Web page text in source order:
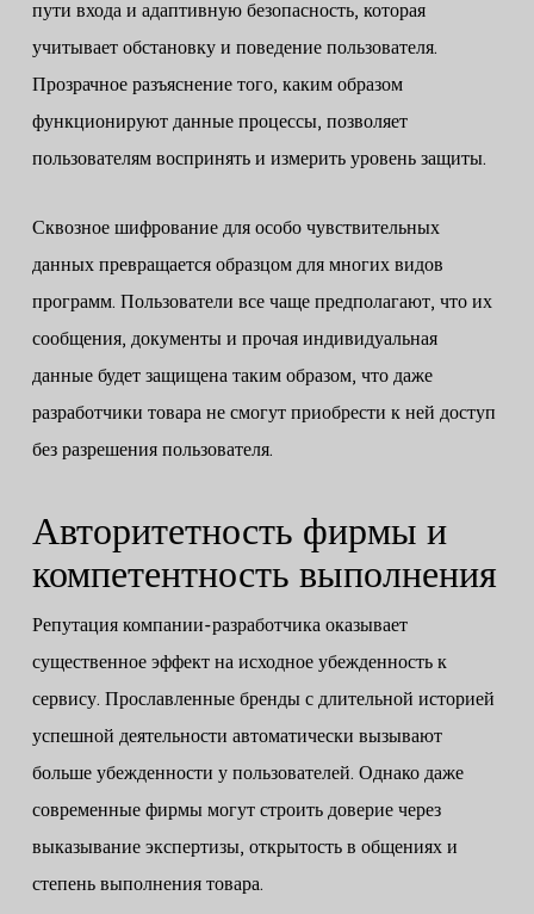
пути входа и адаптивную безопасность, которая
учитывает обстановку и поведение пользователя.
Прозрачное разъяснение того, каким образом
функционируют данные процессы, позволяет
пользователям воспринять и измерить уровень защиты.
Сквозное шифрование для особо чувствительных
данных превращается образцом для многих видов
программ. Пользователи все чаще предполагают, что их
сообщения, документы и прочая индивидуальная
данные будет защищена таким образом, что даже
разработчики товара не смогут приобрести к ней доступ
без разрешения пользователя.
Авторитетность фирмы и
компетентность выполнения
Репутация компании-разработчика оказывает
существенное эффект на исходное убежденность к
сервису. Прославленные бренды с длительной историей
успешной деятельности автоматически вызывают
больше убежденности у пользователей. Однако даже
современные фирмы могут строить доверие через
выказывание экспертизы, открытость в общениях и
степень выполнения товара.